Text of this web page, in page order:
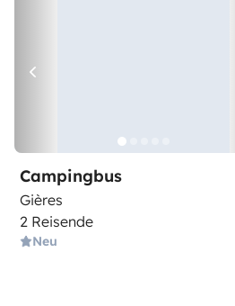
Campingbus
Gières
2 Reisende
Neu